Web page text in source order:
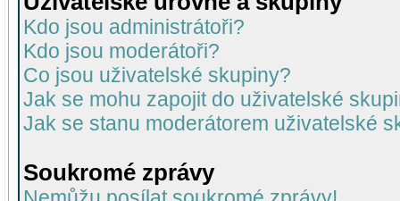
Kdo jsou administrátoři?
Kdo jsou moderátoři?
Co jsou uživatelské skupiny?
Jak se mohu zapojit do uživatelské
Jak se stanu moderátorem uživatelské
Soukromé zprávy